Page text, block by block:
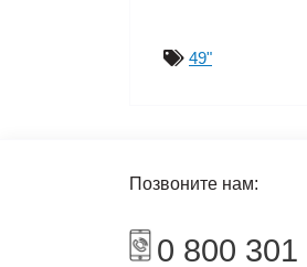
49"
Позвоните нам:
0 800 301